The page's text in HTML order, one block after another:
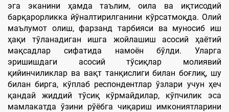
эга эканини ҳамда таълим, оила ва иқтисодий
барқарорликка йўналтирилганини кўрсатмоқда. Олий
маълумот олиш, фарзанд тарбияси ва муносиб иш
ҳақи тўланадиган ишга жойлашиш асосий ҳаётий
мақсадлар сифатида намоён бўлди. Уларга
эришишдаги асосий тўсиқлар молиявий
қийинчиликлар ва вақт танқислиги билан боғлиқ, шу
билан бирга, кўплаб респондентлар ўзлари учун ҳеч
қандай жиддий тўсиқ кўрмайдилар, кўпчилик эса
мамлакатда ўзини рўёбга чиқариш имкониятларини